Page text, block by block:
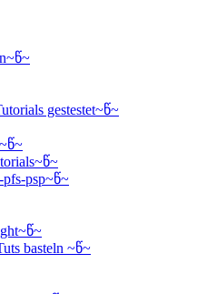
gestestet~წ~
psp~წ~
basteln ~წ~